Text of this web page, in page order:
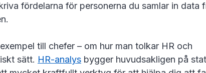
fördelarna för personerna du samlar in data
till chefer – om hur man tolkar HR och
sätt. HR-analys bygger huvudsakligen på